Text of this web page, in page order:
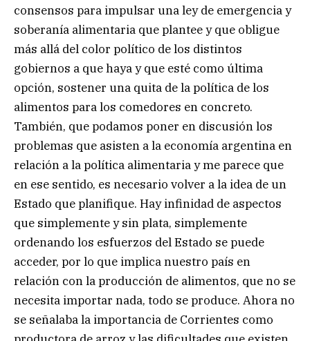
consensos para impulsar una ley de emergencia y
soberanía alimentaria que plantee y que obligue
más allá del color político de los distintos
gobiernos a que haya y que esté como última
opción, sostener una quita de la política de los
alimentos para los comedores en concreto.
También, que podamos poner en discusión los
problemas que asisten a la economía argentina en
relación a la política alimentaria y me parece que
en ese sentido, es necesario volver a la idea de un
Estado que planifique. Hay infinidad de aspectos
que simplemente y sin plata, simplemente
ordenando los esfuerzos del Estado se puede
acceder, por lo que implica nuestro país en
relación con la producción de alimentos, que no se
necesita importar nada, todo se produce. Ahora no
se señalaba la importancia de Corrientes como